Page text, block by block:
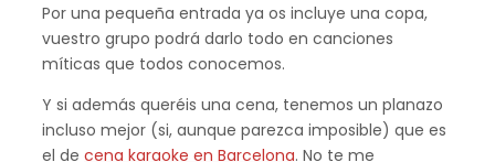
Por una pequeña entrada ya os incluye una copa,
vuestro grupo podrá darlo todo en canciones
míticas que todos conocemos.
Y si además queréis una cena, tenemos un planazo
incluso mejor (si, aunque parezca imposible) que es
el de cena karaoke en Barcelona. No te me